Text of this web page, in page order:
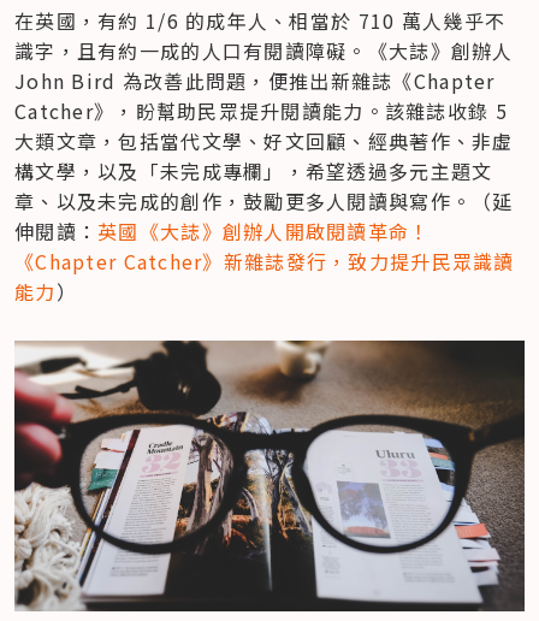
在英國，有約 1/6 的成年人、相當於 710 萬人幾乎不
識字，且有約一成的人口有閱讀障礙。《大誌》創辦人
John Bird 為改善此問題，便推出新雜誌《Chapter
Catcher》，盼幫助民眾提升閱讀能力。該雜誌收錄 5
大類文章，包括當代文學、好文回顧、經典著作、非虛
構文學，以及「未完成專欄」，希望透過多元主題文
章、以及未完成的創作，鼓勵更多人閱讀與寫作。（延
伸閱讀： 英國《大誌》創辦人開啟閱讀革命！
《Chapter Catcher》新雜誌發行，致力提升民眾識讀
能力）